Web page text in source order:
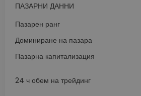
ПАЗАРНИ ДАННИ
Пазарен ранг
Доминиране на пазара
Пазарна капитализация
24 ч обем на трейдинг